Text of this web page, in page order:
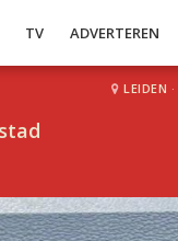
TV ADVERTEREN
LEIDEN ·